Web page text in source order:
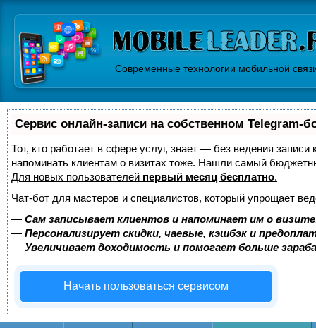
Современные технологии мобильной
Сервис онлайн-записи на собственном Telegram-
Тот, кто работает в сфере услуг, знает — без ведения
напоминать клиентам о визитах тоже. Нашли самый
Для новых пользователей первый месяц бесплатно.
Чат-бот для мастеров и специалистов, который упрощает
— Сам записывает клиентов и напоминает им о
— Персонализирует скидки, чаевые, кэшбэк и
— Увеличивает доходимость и помогает больше
Начать пользоваться сервисом